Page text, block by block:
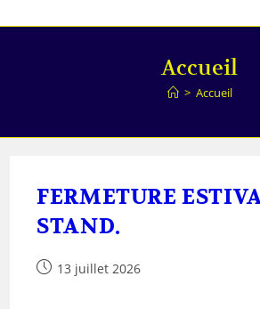
Accueil
> Accueil
FERMETURE
STAND.
13 juillet 2026